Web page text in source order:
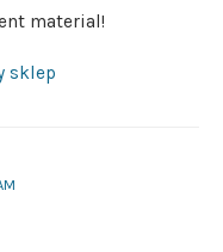
material!
sklep